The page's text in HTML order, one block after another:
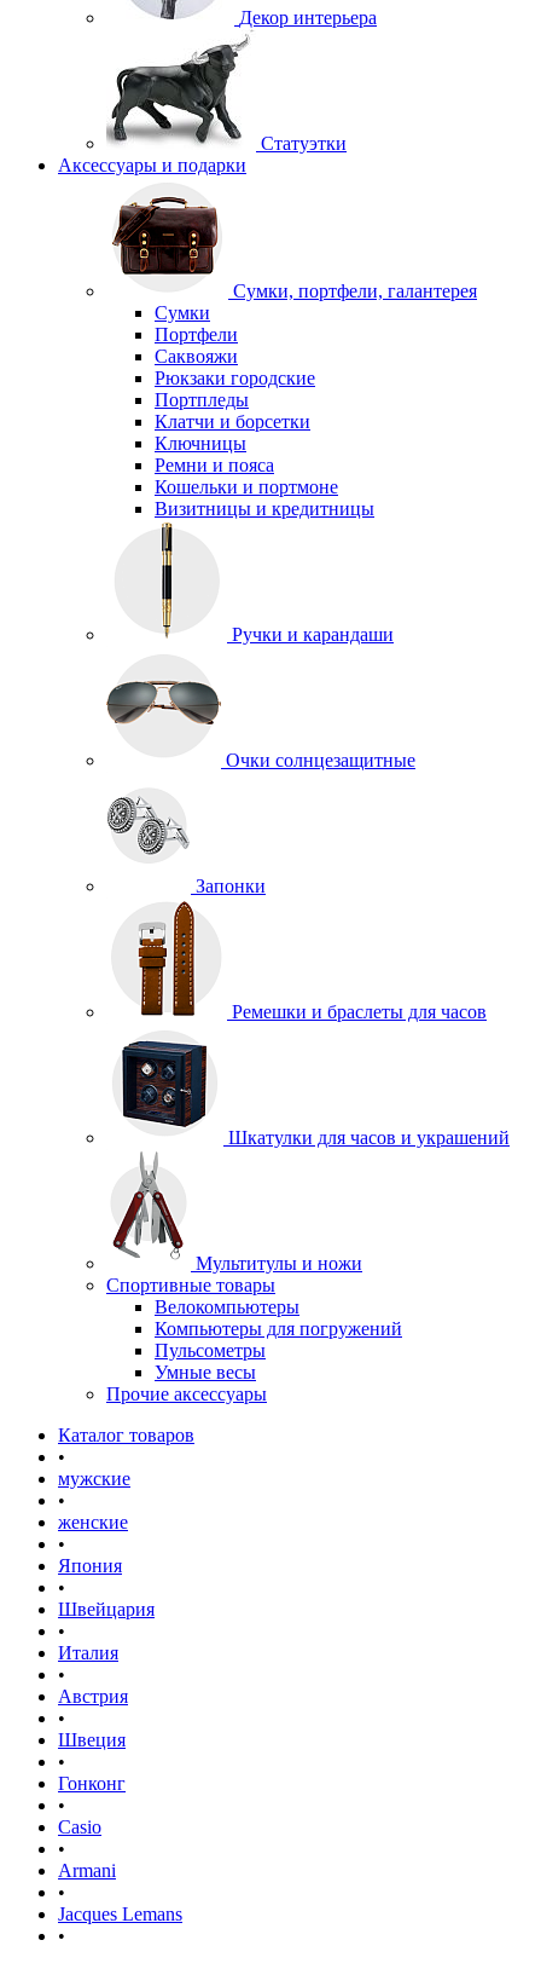
Декор интерьера
Статуэтки
Аксессуары и подарки
Сумки, портфели, галантерея
Сумки
Портфели
Саквояжи
Рюкзаки городские
Портпледы
Клатчи и борсетки
Ключницы
Ремни и пояса
Кошельки и портмоне
Визитницы и кредитницы
Ручки и карандаши
Очки солнцезащитные
Запонки
Ремешки и браслеты для часов
Шкатулки для часов и украшений
Мультитулы и ножи
Спортивные товары
Велокомпьютеры
Компьютеры для погружений
Пульсометры
Умные весы
Прочие аксессуары
Каталог товаров
•
мужские
•
женские
•
Япония
•
Швейцария
•
Италия
•
Австрия
•
Швеция
•
Гонконг
•
Casio
•
Armani
•
Jacques Lemans
•